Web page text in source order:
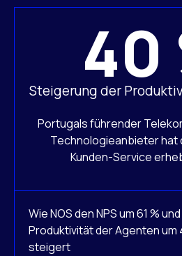
40
Steigerung der
Portugals führender
Technologieanbieter hat
Kunden-Service
Wie NOS den NPS um 61 %
Produktivität der Agenten um
steigert